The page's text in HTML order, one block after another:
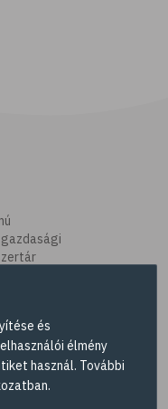
és
élmény
használ. További
.